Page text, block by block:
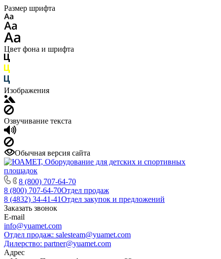
Размер шрифта
Цвет фона и шрифта
Изображения
Озвучивание текста
Обычная версия сайта
8 (800) 707-64-70
8 (800) 707-64-70Отдел продаж
8 (4832) 34-41-41Отдел закупок и предложений
Заказать звонок
E-mail
info@yuamet.com
Отдел продаж: salesteam@yuamet.com
Дилерство: partner@yuamet.com
Адрес